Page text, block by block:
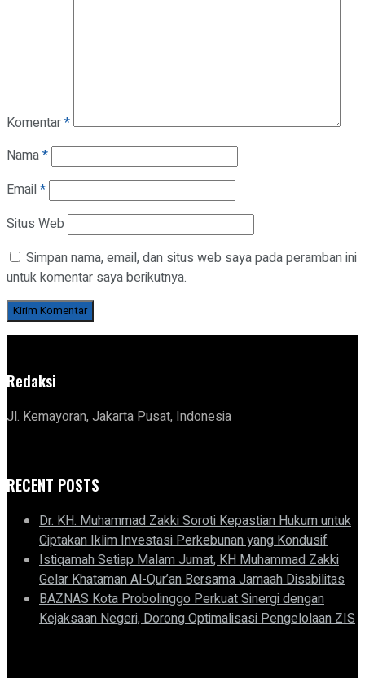
Komentar*
Nama*
Email*
Situs Web
Simpan nama, email, dan situs web saya pada peramban ini
untuk komentar saya berikutnya.
Redaksi
Jl. Kemayoran, Jakarta Pusat, Indonesia
RECENT POSTS
Dr. KH. Muhammad Zakki Soroti Kepastian Hukum untuk
Ciptakan Iklim Investasi Perkebunan yang Kondusif
Istiqamah Setiap Malam Jumat, KH Muhammad Zakki
Gelar Khataman Al-Qur’an Bersama Jamaah Disabilitas
BAZNAS Kota Probolinggo Perkuat Sinergi dengan
Kejaksaan Negeri, Dorong Optimalisasi Pengelolaan ZIS